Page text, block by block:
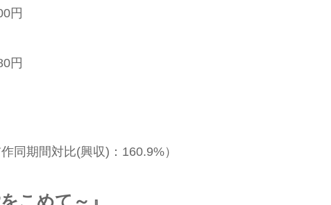
円
円
期間対比(興収)：160.9%）
こめて～』